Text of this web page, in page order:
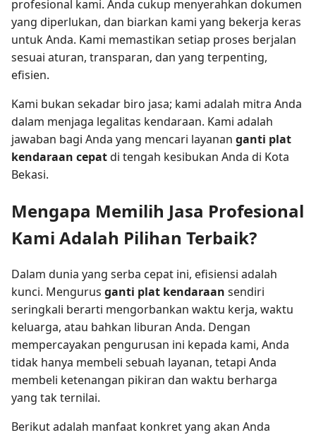
profesional kami. Anda cukup menyerahkan dokumen
yang diperlukan, dan biarkan kami yang bekerja keras
untuk Anda. Kami memastikan setiap proses berjalan
sesuai aturan, transparan, dan yang terpenting,
efisien.
Kami bukan sekadar biro jasa; kami adalah mitra Anda
dalam menjaga legalitas kendaraan. Kami adalah
jawaban bagi Anda yang mencari layanan ganti plat
kendaraan cepatdi tengah kesibukan Anda di Kota
Bekasi.
Mengapa Memilih Jasa Profesional
Kami Adalah Pilihan Terbaik?
Dalam dunia yang serba cepat ini, efisiensi adalah
kunci. Mengurus ganti plat kendaraan sendiri
seringkali berarti mengorbankan waktu kerja, waktu
keluarga, atau bahkan liburan Anda. Dengan
mempercayakan pengurusan ini kepada kami, Anda
tidak hanya membeli sebuah layanan, tetapi Anda
membeli ketenangan pikiran dan waktu berharga
yang tak ternilai.
Berikut adalah manfaat konkret yang akan Anda